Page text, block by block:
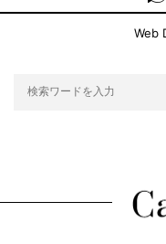
Web